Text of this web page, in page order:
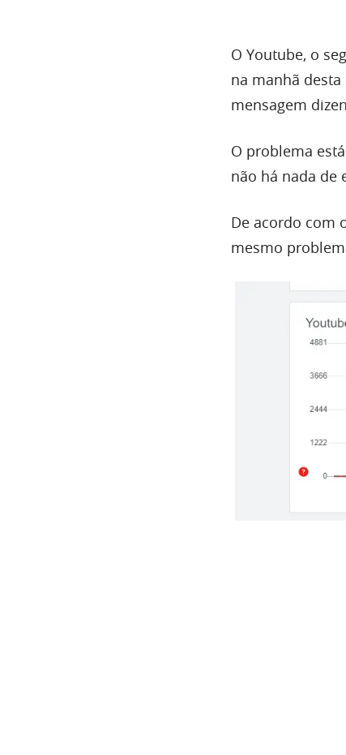
O Youtube, o
na manhã
mensagem
O problema
não há nada de
De acordo com
mesmo